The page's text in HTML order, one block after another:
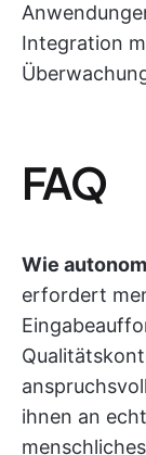
Integration
FAQ
Wie
erfordert
ihnen an